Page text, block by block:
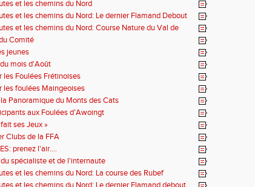
et les chemins du Nord
et les chemins du Nord: Le dernier Flamand Debout
et les chemins du Nord: Course Nature du Val de
Comité
jeunes
mois d'Août
les Foulées Frétinoises
les foulées Maingeoises
Panoramique du Monts des Cats
aux Foulées d’Awoingt
ses Jeux »
Clubs de la FFA
prenez l'air....
spécialiste et de l'internaute
et les chemins du Nord: La course des Rubef